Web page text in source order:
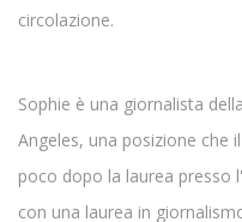
circolazione.
Sophie è una giornalista
Angeles, una posizione che
poco dopo la laurea presso
con una laurea in